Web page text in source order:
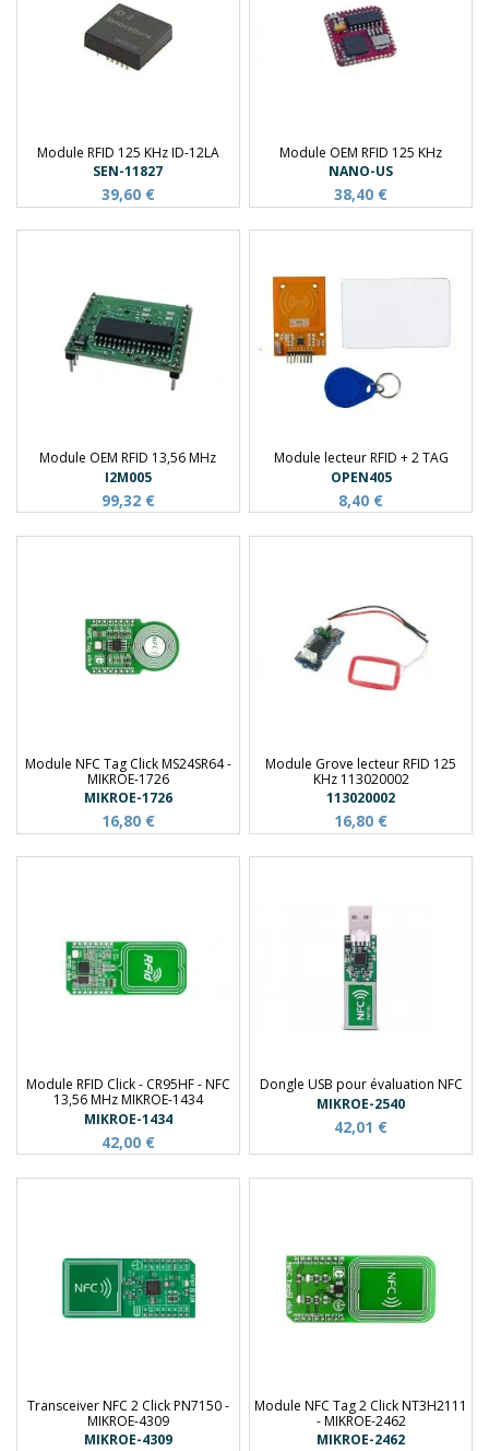
Module RFID 125 KHz ID-12LA
SEN-11827
39,60 €
Module OEM RFID 125 KHz
NANO-US
38,40 €
Module OEM RFID 13,56 MHz
I2M005
99,32 €
Module lecteur RFID + 2 TAG
OPEN405
8,40 €
Module NFC Tag Click MS24SR64 -
MIKROE-1726
MIKROE-1726
16,80 €
Module Grove lecteur RFID 125
KHz 113020002
113020002
16,80 €
Module RFID Click - CR95HF - NFC
13,56 MHz MIKROE-1434
MIKROE-1434
42,00 €
Dongle USB pour évaluation NFC
MIKROE-2540
42,01 €
Transceiver NFC 2 Click PN7150 -
MIKROE-4309
MIKROE-4309
Module NFC Tag 2 Click NT3H2111
- MIKROE-2462
MIKROE-2462